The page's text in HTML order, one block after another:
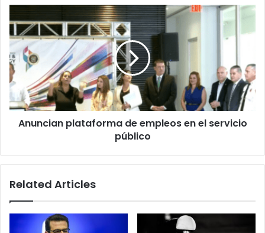
la
escuela
de
primaria
de
Uvalde,
según
un
informe
plataforma
de
empleos
en
el
servicio
público
Anuncian plataforma de empleos en el servicio
público
Related Articles